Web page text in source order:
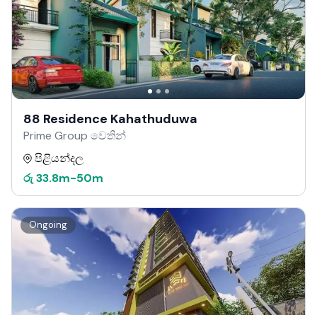
88 Residence Kahathuduwa
Prime Group වෙතින්
පිළියන්දල
රු 33.8m-50m
Ongoing